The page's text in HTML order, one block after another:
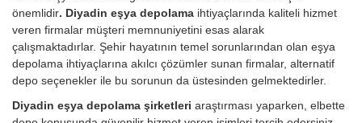
önemlidir. Diyadin eşya depolama ihtiyaçlarında kaliteli hizmet
veren firmalar müşteri memnuniyetini esas alarak
çalışmaktadırlar. Şehir hayatının temel sorunlarından olan eşya
depolama ihtiyaçlarına akılcı çözümler sunan firmalar, alternatif
depo seçenekler ile bu sorunun da üstesinden gelmektedirler.
Diyadin eşya depolama şirketleri araştırması yaparken, elbette